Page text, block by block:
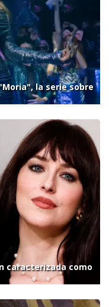
la serie sobre
caracterizada como